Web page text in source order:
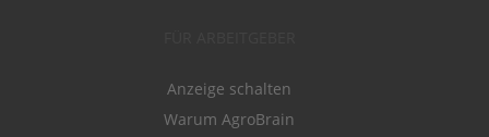
Anzeige schalten
Warum AgroBrain